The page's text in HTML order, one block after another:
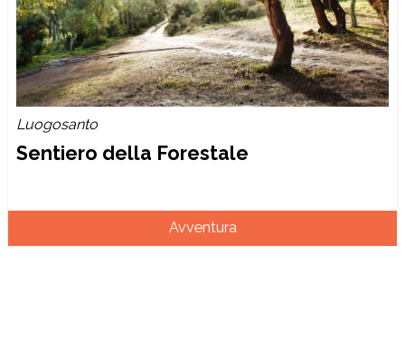
Luogosanto
Sentiero della Forestale
Avventura